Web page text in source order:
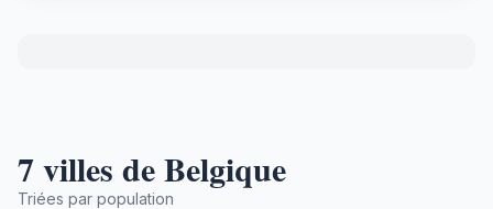
7 villes de Belgique
Triées par population